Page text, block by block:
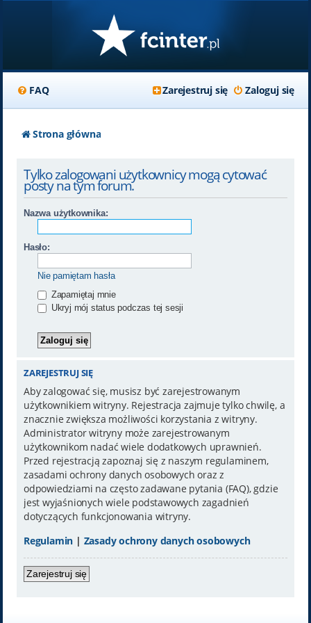
FAQ Zaloguj się
Zarejestruj się
Strona główna
Tylko zalogowani użytkownicy mogą cytować
posty na tym forum.
Nazwa użytkownika:
Hasło:
Nie pamiętam hasła
Zapamiętaj mnie
Ukryj mój status podczas tej sesji
ZAREJESTRUJ SIĘ
Aby zalogować się, musisz być zarejestrowanym
użytkownikiem witryny. Rejestracja zajmuje tylko chwilę, a
znacznie zwiększa możliwości korzystania z witryny.
Administrator witryny może zarejestrowanym
użytkownikom nadać wiele dodatkowych uprawnień.
Przed rejestracją zapoznaj się z naszym regulaminem,
zasadami ochrony danych osobowych oraz z
odpowiedziami na często zadawane pytania (FAQ), gdzie
jest wyjaśnionych wiele podstawowych zagadnień
dotyczących funkcjonowania witryny.
Regulamin | Zasady ochrony danych osobowych
Zarejestruj się